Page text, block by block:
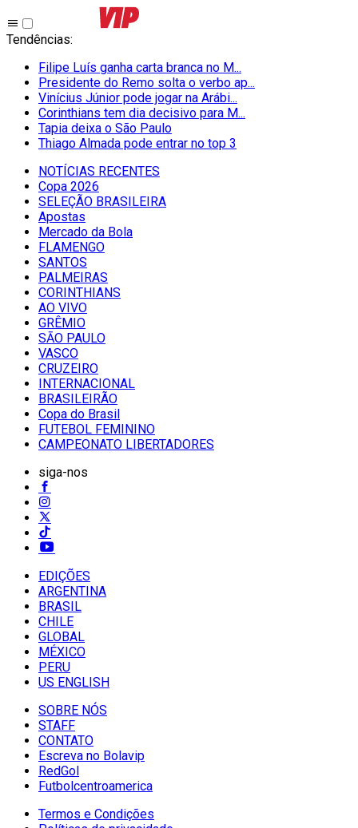
Tendências:
Filipe Luís ganha carta branca no M...
Presidente do Remo solta o verbo ap...
Vinícius Júnior pode jogar na Arábi...
Corinthians tem dia decisivo para M...
Tapia deixa o São Paulo
Thiago Almada pode entrar no top 3
NOTÍCIAS RECENTES
Copa 2026
SELEÇÃO BRASILEIRA
Apostas
Mercado da Bola
FLAMENGO
SANTOS
PALMEIRAS
CORINTHIANS
AO VIVO
GRÊMIO
SĀO PAULO
VASCO
CRUZEIRO
INTERNACIONAL
BRASILEIRÃO
Copa do Brasil
FUTEBOL FEMININO
CAMPEONATO LIBERTADORES
siga-nos
EDIÇÕES
ARGENTINA
BRASIL
CHILE
GLOBAL
MÉXICO
PERU
US ENGLISH
SOBRE NÓS
STAFF
CONTATO
Escreva no Bolavip
RedGol
Futbolcentroamerica
Termos e Condições